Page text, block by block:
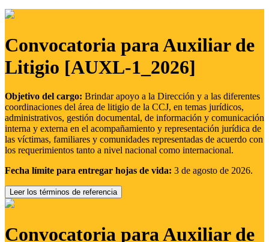
Convocatoria para Auxiliar de
Litigio [AUXL-1_2026]
Objetivo del cargo: Brindar apoyo a la Dirección y a las diferentes
coordinaciones del área de litigio de la CCJ, en temas jurídicos,
administrativos, gestión documental, de información y comunicación
interna y externa en el acompañamiento y representación jurídica de
las víctimas, familiares y comunidades representadas de acuerdo con
los requerimientos tanto a nivel nacional como internacional.
Fecha límite para entregar hojas de vida: 3 de agosto de 2026.
Leer los términos de referencia
Convocatoria para Auxiliar de